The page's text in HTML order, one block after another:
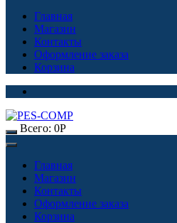
Главная
Магазин
Контакты
Оформление заказа
Корзина
Всего: 0Р
Главная
Магазин
Контакты
Оформление заказа
Корзина